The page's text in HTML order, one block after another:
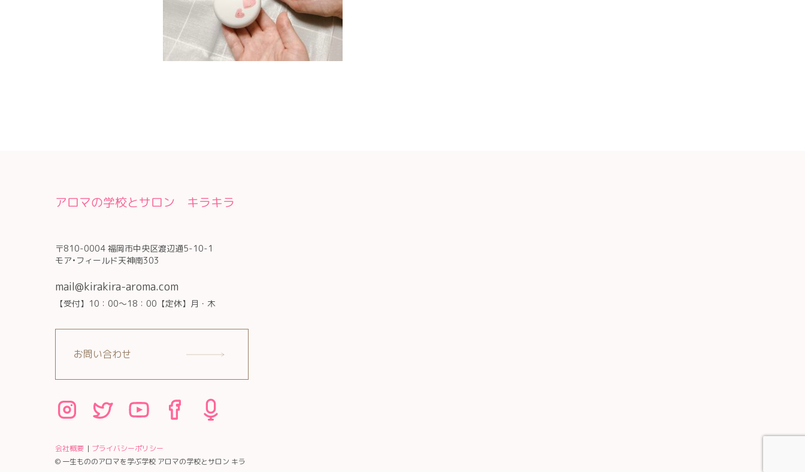
アロマの学校とサロン キラキラ
〒810-0004 福岡市中央区渡辺通5-10-1
モア•フィールド天神南303
mail@kirakira-aroma.com
【受付】10：00～18：00【定休】月・木
お問い合わせ
会社概要
プライバシーポリシー
© 一生もののアロマを学ぶ学校 アロマの学校とサロン キラ